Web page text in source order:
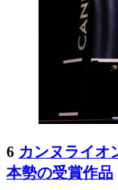
6 カンヌライオ
本勢の受賞作品